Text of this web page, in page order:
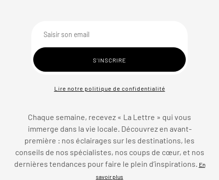
Lire notre politique de confidentialité
Chaque semaine, recevez « La Lettre » qui vous
immerge dans la vie locale. Découvrez en avant-
première : nos éclairages sur les destinations, les
conseils de nos spécialistes, nos coups de cœur, et nos
dernières tendances pour faire le plein d’inspirations.
En
savoir plus